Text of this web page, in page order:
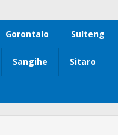
Gorontalo Sulteng
Sangihe Sitaro